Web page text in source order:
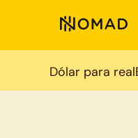
Dólar para real